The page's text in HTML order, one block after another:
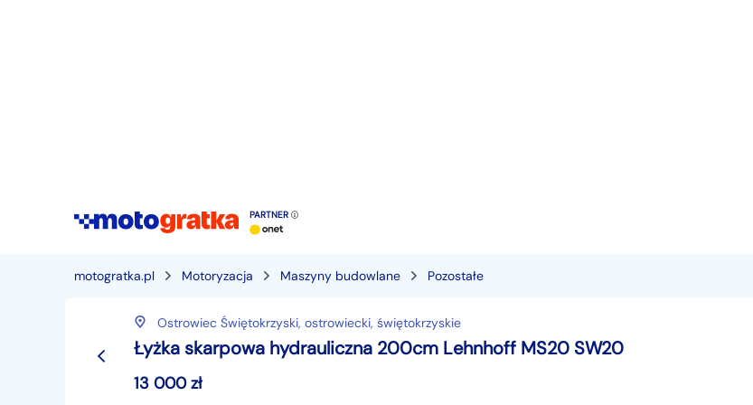
PARTNER
motogratka.pl Motoryzacja Maszyny budowlane Pozostałe
Ostrowiec Świętokrzyski, ostrowiecki, świętokrzyskie
Łyżka skarpowa hydrauliczna 200cm Lehnhoff MS20 SW20
13 000zł